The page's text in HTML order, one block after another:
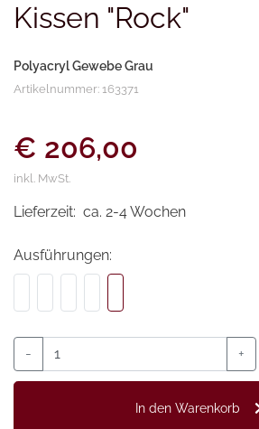
Kissen "Rock"
Polyacryl Gewebe Grau
Artikelnummer: 163371
€ 206,00
inkl. MwSt.
Lieferzeit: ca. 2-4 Wochen
Ausführungen:
- +
In den Warenkorb